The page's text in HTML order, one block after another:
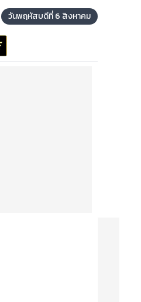
วันพฤหัสบดีที่ 6 สิงหาคม